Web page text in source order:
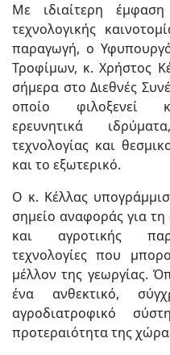
Με ιδιαίτερη
τεχνολογικής
παραγωγή, ο
Τροφίμων, κ. Χρήστος
σήμερα στο Διεθνές
οποίο φιλοξενεί
ερευνητικά
τεχνολογίας και
και το εξωτερικό.
Ο κ. Κέλλας
σημείο αναφοράς για τη
και αγροτικής
τεχνολογίες που
μέλλον της γεωργίας.
ένα ανθεκτικό,
αγροδιατροφικό
προτεραιότητα της